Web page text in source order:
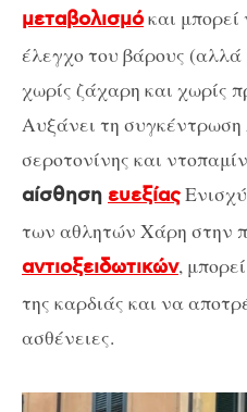
μεταβολισμόκαι μπορεί
έλεγχο του βάρους (αλλά
χωρίς ζάχαρη και χωρίς
Αυξάνει τη συγκέντρωση
σεροτονίνης και
αίσθηση ευεξίας
των αθλητών Χάρη στην
αντιοξειδωτικών,
της καρδιάς και να
ασθένειες.